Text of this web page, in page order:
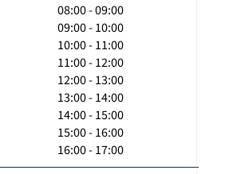
08:00 - 09:00
09:00 - 10:00
10:00 - 11:00
11:00 - 12:00
12:00 - 13:00
13:00 - 14:00
14:00 - 15:00
15:00 - 16:00
16:00 - 17:00